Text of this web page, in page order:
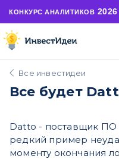
КОНКУРС АНАЛИТИКОВ 2026
Все инвестидеи
Все будет
Datto - поставщик ПО
редкий пример
моменту окончания